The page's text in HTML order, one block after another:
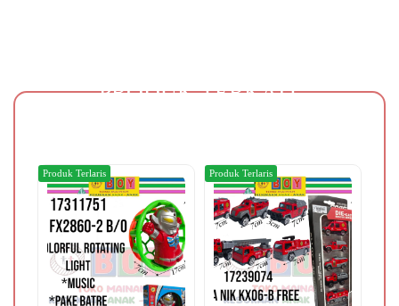
PRODUK TERKAIT
Produk Terlaris Produk Terlaris